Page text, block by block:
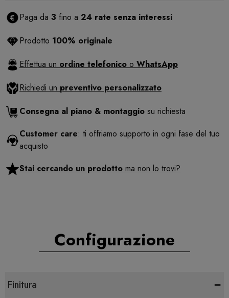
Paga da 3 fino a 24 rate senza interessi
Prodotto 100% originale
Effettua un ordine telefonico o WhatsApp
Richiedi un preventivo personalizzato
Consegna al piano & montaggio su richiesta
Customer care: ti offriamo supporto in ogni fase del tuo
acquisto
Stai cercando un prodotto ma non lo trovi?
Configurazione
Finitura -